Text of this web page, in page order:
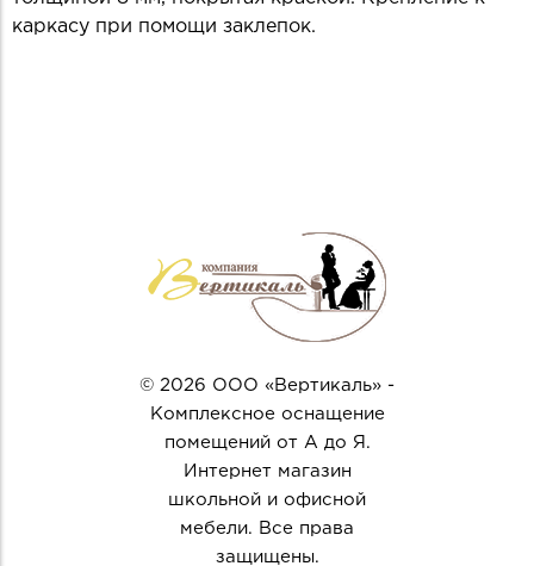
каркасу при помощи заклепок.
© 2026 ООО «Вертикаль» -
Комплексное оснащение
помещений от А до Я.
Интернет магазин
школьной и офисной
мебели. Все права
защищены.